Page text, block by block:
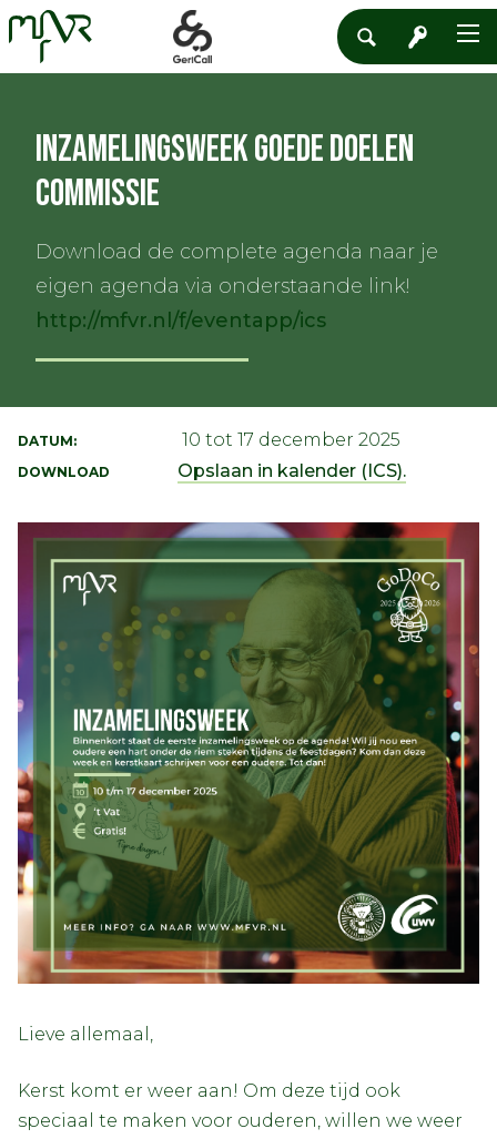
Inzamelingsweek Goede Doelen
Commissie
Download de complete agenda naar je
eigen agenda via onderstaande link!
http://mfvr.nl/f/eventapp/ics
DATUM: 10 tot 17 december 2025
DOWNLOAD Opslaan in kalender (ICS).
Lieve allemaal,
Kerst komt er weer aan! Om deze tijd ook
speciaal te maken voor ouderen, willen we weer